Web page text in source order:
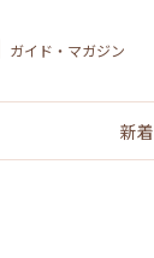
ガイド・マガジン
新着